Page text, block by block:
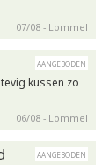
07/08 - Lommel
aangeboden
kussen zo
06/08 - Lommel
aangeboden